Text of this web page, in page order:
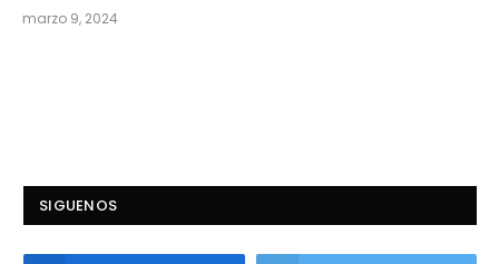
marzo 9, 2024
SIGUENOS